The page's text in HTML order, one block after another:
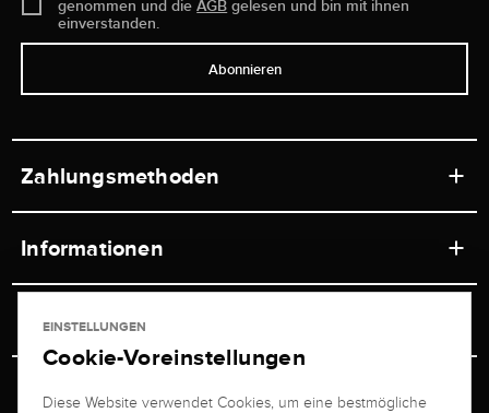
genommen und dieAGB gelesen und bin mit ihnen
einverstanden.
Abonnieren
Zahlungsmethoden
Informationen
Ladengeschäft
Versand & Zahlung
Service
Juwelier Brogle
EINSTELLUNGEN
Cookie-Voreinstellungen
Diese Website verwendet Cookies, um eine bestmögliche